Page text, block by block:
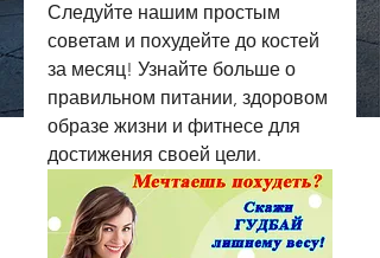
Следуйте нашим простым
советам и похудейте до костей
за месяц! Узнайте больше о
правильном питании, здоровом
образе жизни и фитнесе для
достижения своей цели.